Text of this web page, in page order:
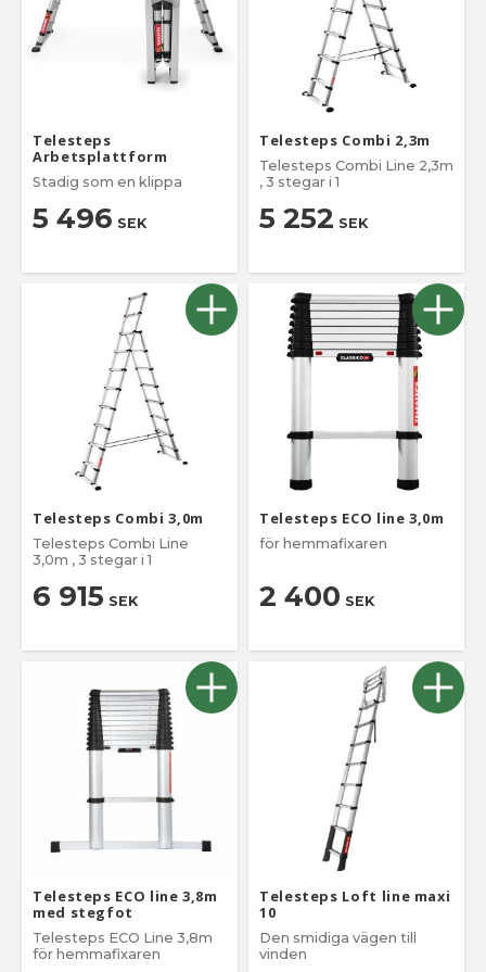
Telesteps
Arbetsplattform
Stadig som en klippa
5 496 SEK
Telesteps Combi 2,3m
Telesteps Combi Line 2,3m
, 3 stegar i 1
5 252 SEK
Telesteps Combi 3,0m
Telesteps Combi Line
3,0m , 3 stegar i 1
6 915 SEK
Telesteps ECO line 3,0m
för hemmafixaren
2 400 SEK
Telesteps ECO line 3,8m
med stegfot
Telesteps ECO Line 3,8m
för hemmafixaren
Telesteps Loft line maxi
10
Den smidiga vägen till
vinden